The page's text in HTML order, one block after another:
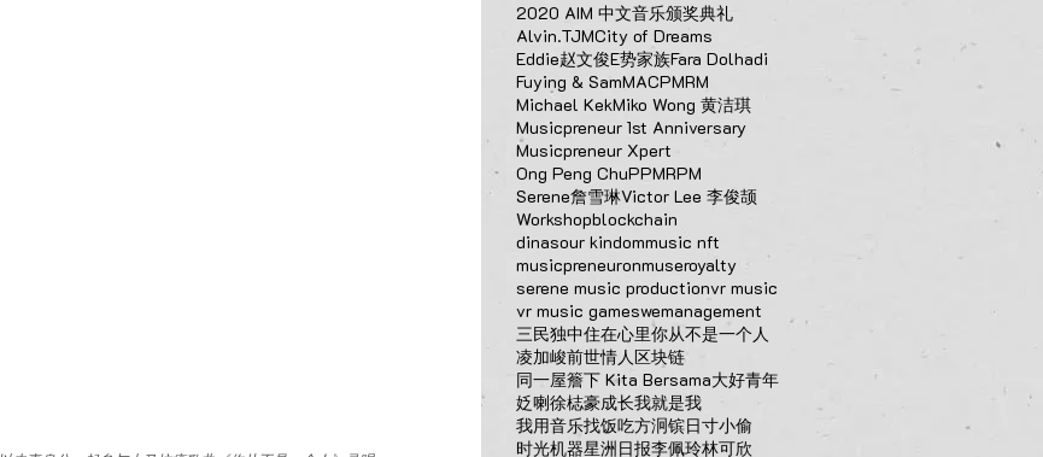
2020 AIM 中文音乐颁奖典礼
Alvin.TJMCity of Dreams
Eddie赵文俊E势家族Fara Dolhadi
Fuying & SamMACPMRM
Michael KekMiko Wong 黄洁琪
Musicpreneur 1st Anniversary
Musicpreneur Xpert
Ong Peng ChuPPMRPM
Serene詹雪琳Victor Lee 李俊颉
Workshopblockchain
dinasour kindommusic nft
musicpreneuronmuseroyalty
serene music productionvr music
vr music gameswemanagement
三民独中住在心里你从不是一个人
凌加峻前世情人区块链
同一屋簷下 Kita Bersama大好青年
姂喇徐梽豪成长我就是我
我用音乐找饭吃方泂镔日寸小偷
时光机器星洲日报李佩玲林可欣